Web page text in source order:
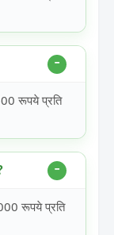
रूपये प्रति
रूपये प्रति